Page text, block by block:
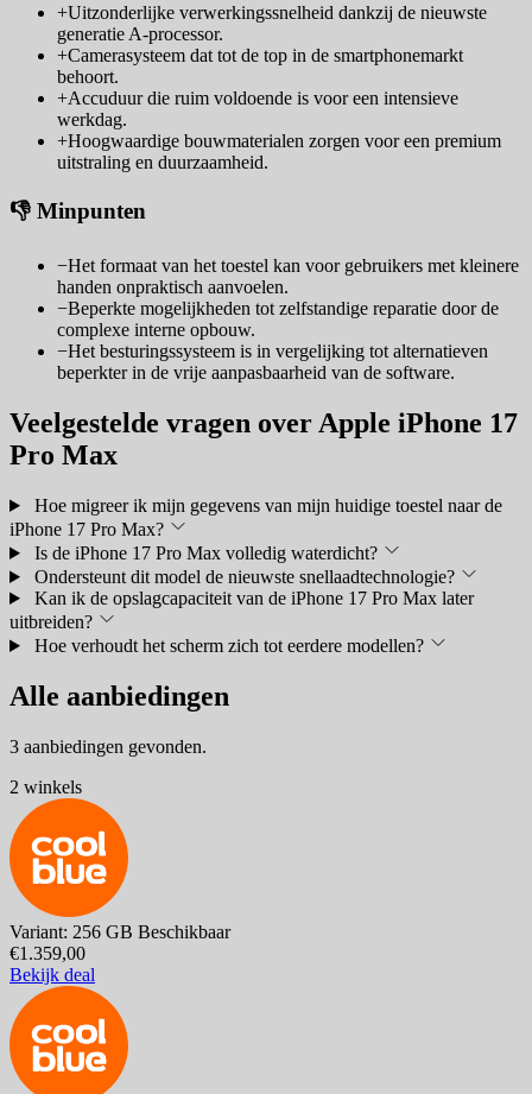
+Uitzonderlijke verwerkingssnelheid dankzij de nieuwste
generatie A-processor.
+Camerasysteem dat tot de top in de smartphonemarkt
behoort.
+Accuduur die ruim voldoende is voor een intensieve
werkdag.
+Hoogwaardige bouwmaterialen zorgen voor een premium
uitstraling en duurzaamheid.
👎 Minpunten
−Het formaat van het toestel kan voor gebruikers met kleinere
handen onpraktisch aanvoelen.
−Beperkte mogelijkheden tot zelfstandige reparatie door de
complexe interne opbouw.
−Het besturingssysteem is in vergelijking tot alternatieven
beperkter in de vrije aanpasbaarheid van de software.
Veelgestelde vragen over Apple iPhone 17
Pro Max
Hoe migreer ik mijn gegevens van mijn huidige toestel naar de
iPhone 17 Pro Max?
Is de iPhone 17 Pro Max volledig waterdicht?
Ondersteunt dit model de nieuwste snellaadtechnologie?
Kan ik de opslagcapaciteit van de iPhone 17 Pro Max later
uitbreiden?
Hoe verhoudt het scherm zich tot eerdere modellen?
Alle aanbiedingen
3 aanbiedingen gevonden.
2 winkels
Variant: 256 GB Beschikbaar
€1.359,00
Bekijk deal